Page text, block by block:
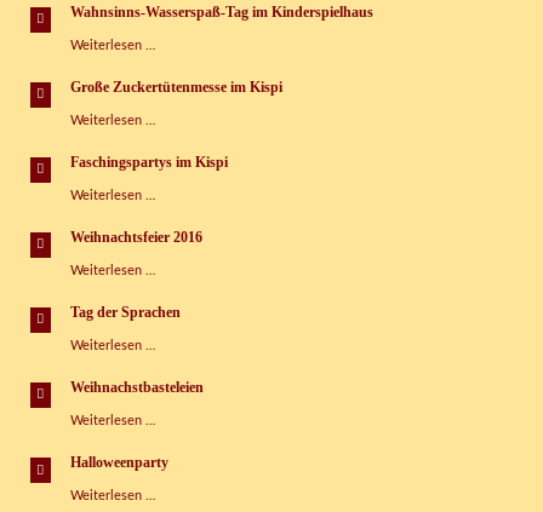
e.V.
machen!
Wahnsinns-Wasserspaß-Tag im Kinderspielhaus
Weiterlesen …
Tag
Kinderspielhaus
Große Zuckertütenmesse im Kispi
Weiterlesen …
im
Faschingspartys im Kispi
Weiterlesen …
Kispi
Weihnachtsfeier 2016
Weiterlesen …
Tag der Sprachen
Weiterlesen …
Sprachen
Weihnachstbasteleien
Weiterlesen …
Halloweenparty
Weiterlesen …